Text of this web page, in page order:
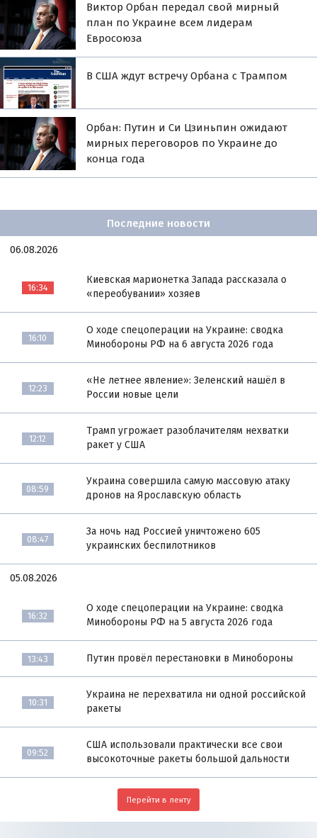
Виктор Орбан передал свой мирный
план по Украине всем лидерам
Евросоюза
В США ждут встречу Орбана с Трампом
Орбан: Путин и Си Цзиньпин ожидают
мирных переговоров по Украине до
конца года
Последние новости
06.08.2026
16:34
Киевская марионетка Запада рассказала о
«переобувании» хозяев
16:10
О ходе спецоперации на Украине: сводка
Минобороны РФ на 6 августа 2026 года
12:23
«Не летнее явление»: Зеленский нашёл в
России новые цели
12:12
Трамп угрожает разоблачителям нехватки
ракет у США
08:59
Украина совершила самую массовую атаку
дронов на Ярославскую область
08:47
За ночь над Россией уничтожено 605
украинских беспилотников
05.08.2026
16:32
О ходе спецоперации на Украине: сводка
Минобороны РФ на 5 августа 2026 года
13:43 Путин провёл перестановки в Минобороны
10:31
Украина не перехватила ни одной российской
ракеты
09:52
США использовали практически все свои
высокоточные ракеты большой дальности
Перейти в ленту